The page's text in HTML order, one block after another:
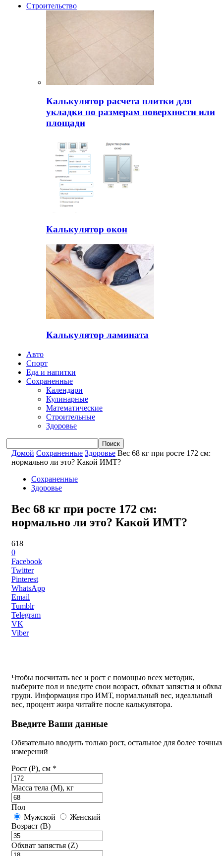
Строительство
Калькулятор расчета плитки для
укладки по размерам поверхности или
площади
Калькулятор окон
Калькулятор ламината
Авто
Спорт
Еда и напитки
Сохраненные
Календари
Кулинарные
Математические
Строительные
Здоровье
Домой Сохраненные Здоровье Вес 68 кг при росте 172 см:
нормально ли это? Какой ИМТ?
Сохраненные
Здоровье
Вес 68 кг при росте 172 см:
нормально ли это? Какой ИМТ?
618
0
Facebook
Twitter
Pinterest
WhatsApp
Email
Tumblr
Telegram
VK
Viber
Чтобы посчитать вес и рост с помощью всех методик,
выберите пол и введите свои возраст, обхват запястья и
груди. Информация про ИМТ, нормальный вес, идеальный
вес, процент жира читайте после калькулятора.
Введите Ваши данные
Обязательно вводить только рост, остальное для более
измерений
Рост (P), см *
Масса тела (M), кг
Пол
Мужской
Женский
Возраст (B)
Обхват запястья (Z)